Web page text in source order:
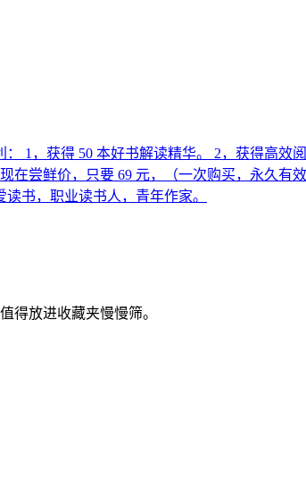
1，获得 50 本好书解读精华。 2，获得高效
尝鲜价，只要 69 元，（一次购买，永久有
书，职业读书人，青年作家。
得放进收藏夹慢慢筛。